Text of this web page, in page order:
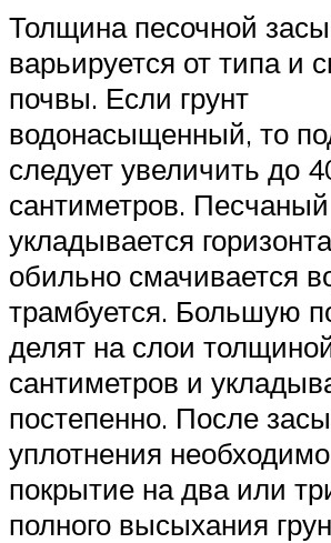
Толщина песочной
варьируется от типа и
почвы. Если грунт
водонасыщенный, то
следует увеличить до
сантиметров.
укладывается
обильно смачивается
трамбуется. Большую
делят на слои
сантиметров и
постепенно. После
уплотнения
покрытие на два или
полного высыхания